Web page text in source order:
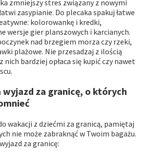
zmniejszy stres związany z nowymi
zasypianie. Do plecaka spakuj łatwe
kolorowankę i kredki,
wersje gier planszowych i karcianych.
nad brzegiem morza czy rzeki,
plażowe. Nie przesadzaj z ilością
nich bardziej opłaca się kupić czy nawet
wyjazd za granicę, o których
wakacji z dziećmi za granicą, pamiętaj
nie może zabraknąć w Twoim bagażu.
za granicę: